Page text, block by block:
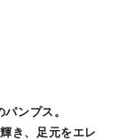
ンプス。
き、足元をエレ